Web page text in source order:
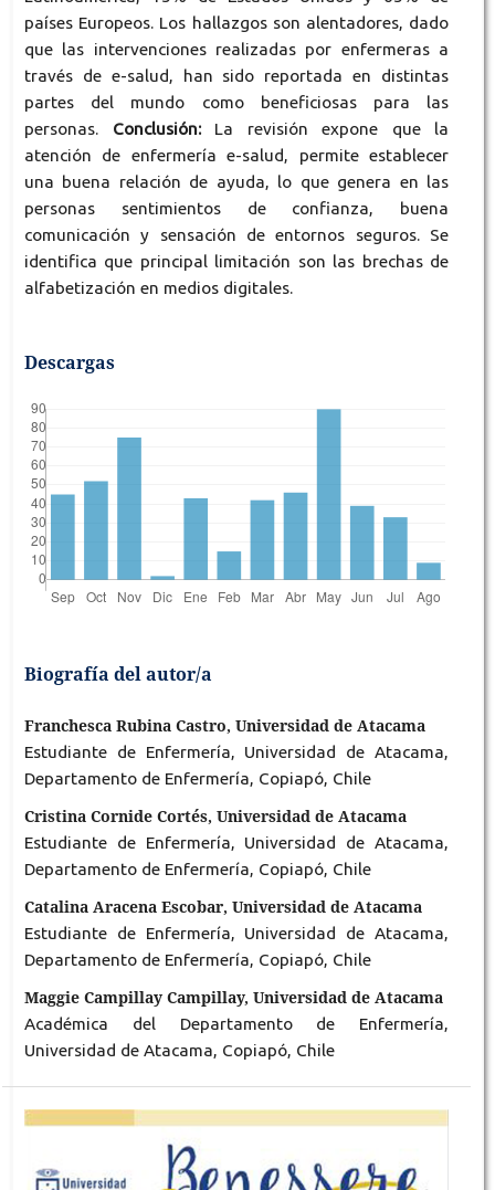
países Europeos. Los hallazgos son alentadores, dado
que las intervenciones realizadas por enfermeras a
través de e-salud, han sido reportada en distintas
partes del mundo como beneficiosas para las
personas. Conclusión:La revisión expone que la
atención de enfermería e-salud, permite establecer
una buena relación de ayuda, lo que genera en las
personas sentimientos de confianza, buena
comunicación y sensación de entornos seguros. Se
identifica que principal limitación son las brechas de
alfabetización en medios digitales.
Descargas
Biografía del autor/a
Franchesca Rubina Castro, Universidad de Atacama
Estudiante de Enfermería, Universidad de Atacama,
Departamento de Enfermería, Copiapó, Chile
Cristina Cornide Cortés, Universidad de Atacama
Estudiante de Enfermería, Universidad de Atacama,
Departamento de Enfermería, Copiapó, Chile
Catalina Aracena Escobar, Universidad de Atacama
Estudiante de Enfermería, Universidad de Atacama,
Departamento de Enfermería, Copiapó, Chile
Maggie Campillay Campillay, Universidad de Atacama
Académica del Departamento de Enfermería,
Universidad de Atacama, Copiapó, Chile